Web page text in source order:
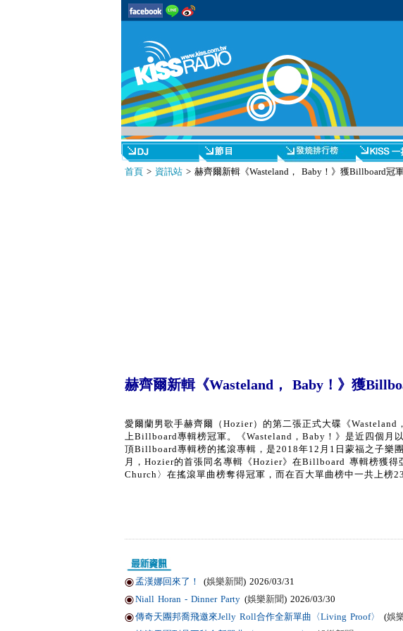
首頁> 資訊站> 赫齊爾新輯《Wasteland， Baby！》獲Billboard冠
赫齊爾新輯《Wasteland， Baby！》獲
愛爾蘭男歌手赫齊爾（Hozier）的第二張正式大碟《
上Billboard專輯榜冠軍。《Wasteland，Baby！》是近四個月
頂Billboard專輯榜的搖滾專輯，是2018年12月1日蒙福之子樂
月，Hozier的首張同名專輯《Hozier》在Billboard 專輯榜獲
Church〉在搖滾單曲榜奪得冠軍，而在百大單曲榜中一共上榜
孟漢娜回來了！ (娛樂新聞) 2026/03/31
Niall Horan - Dinner Party (娛樂新聞) 2026/03/30
傳奇天團邦喬飛邀來Jelly Roll合作全新單曲〈Living Proof〉
(娛